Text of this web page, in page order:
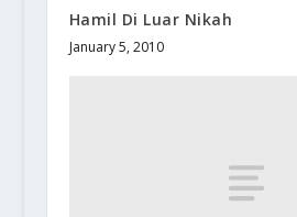
Hamil Di Luar Nikah
January 5, 2010